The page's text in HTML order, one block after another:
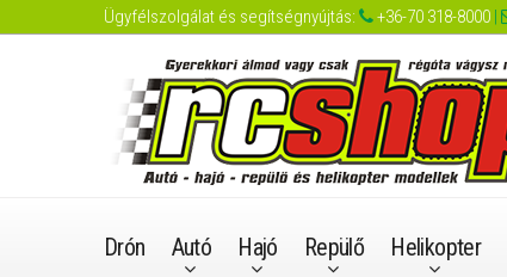
Ügyfélszolgálat és segítségnyújtás: +36-70 318-8000 |
Drón Autó Hajó Repülő Helikopter